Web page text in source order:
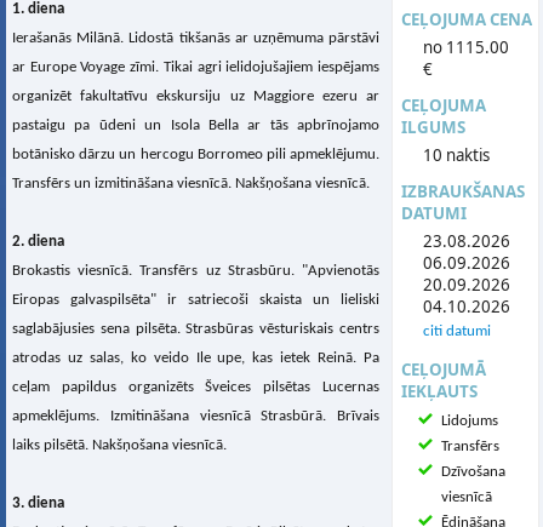
CEĻOJUMA CENA
no 1115.00
€
CEĻOJUMA
ILGUMS
10 naktis
IZBRAUKŠANAS
DATUMI
23.08.2026
06.09.2026
20.09.2026
04.10.2026
citi datumi
CEĻOJUMĀ
IEKĻAUTS
Lidojums
Transfērs
Dzīvošana
viesnīcā
Ēdināšana
1. diena
Ierašanās Milānā. Lidostā tikšanās ar uzņēmuma pārstāvi
ar Europe Voyage zīmi. Tikai agri ielidojušajiem iespējams
organizēt fakultatīvu ekskursiju uz Maggiore ezeru ar
pastaigu pa ūdeni un Isola Bella ar tās apbrīnojamo
botānisko dārzu un hercogu Borromeo pili apmeklējumu.
Transfērs un izmitināšana viesnīcā. Nakšņošana viesnīcā.
2. diena
Brokastis viesnīcā. Transfērs uz Strasbūru. "Apvienotās
Eiropas galvaspilsēta" ir satriecoši skaista un lieliski
saglabājusies sena pilsēta. Strasbūras vēsturiskais centrs
atrodas uz salas, ko veido Ile upe, kas ietek Reinā. Pa
ceļam papildus organizēts Šveices pilsētas Lucernas
apmeklējums. Izmitināšana viesnīcā Strasbūrā. Brīvais
laiks pilsētā. Nakšņošana viesnīcā.
3. diena